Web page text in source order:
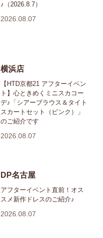
♪（2026.8.7）
2026.08.07
横浜店
【HTD京都21 アフターイベン
ト】心ときめくミニスカコー
デ♪「シアーブラウス＆タイト
スカートセット（ピンク）」
のご紹介です
2026.08.07
DP名古屋
アフターイベント直前！オス
スメ新作ドレスのご紹介♪
2026.08.07